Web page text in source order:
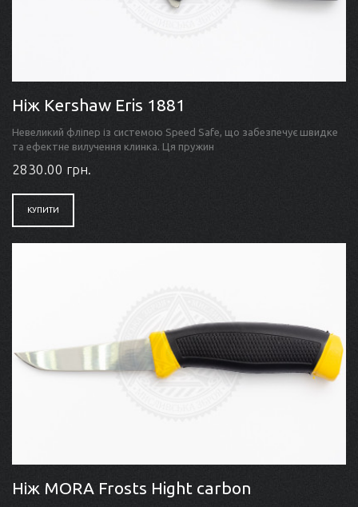
Ніж Kershaw Eris 1881
Невеликий фліпер із системою Speed Safe, що забезпечує швидке
та ефектне вилучення клинка. Ця пружин
2830.00 грн.
КУПИТИ
Ніж MORA Frosts Hight carbon